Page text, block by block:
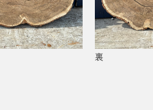
裏